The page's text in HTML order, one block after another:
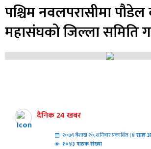
पश्चिम नवलपरासीमा
महासंघको जिल्ला समिति
दैनिक 24 खबर
२०७९ बैशाख १०, शनिबार प्रकाशित (४ साल
१०४३ पाठक संख्या